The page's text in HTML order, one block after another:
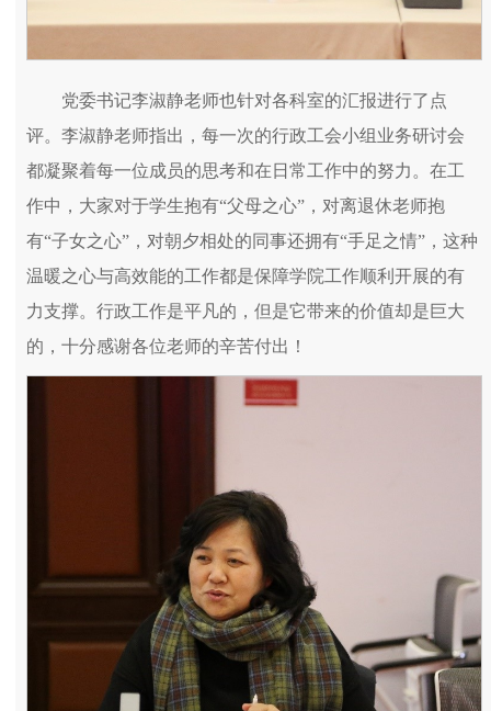
党委书记李淑静老师也针对各科室的汇报进行了点
评。李淑静老师指出，每一次的行政工会小组业务研讨会
都凝聚着每一位成员的思考和在日常工作中的努力。在工
作中，大家对于学生抱有“父母之心”，对离退休老师抱
有“子女之心”，对朝夕相处的同事还拥有“手足之情”，这种
温暖之心与高效能的工作都是保障学院工作顺利开展的有
力支撑。行政工作是平凡的，但是它带来的价值却是巨大
的，十分感谢各位老师的辛苦付出！